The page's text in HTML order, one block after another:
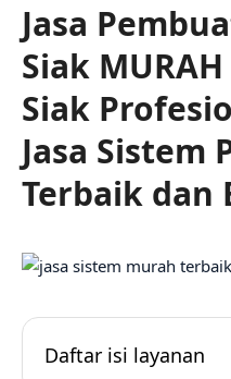
Jasa
Siak
Siak
Jasa Sistem
Terbaik dan
Daftar isi layanan